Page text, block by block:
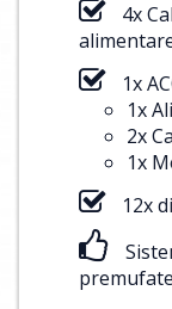
4x
1x
1x
2x
1x
12x